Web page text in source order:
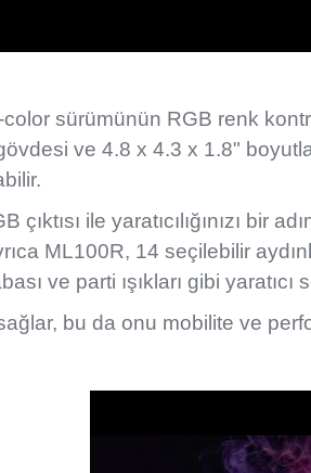
sürümünün RGB renk
ve 4.8 x 4.3 x 1.8"
ile yaratıcılığınızı bir
ML100R, 14 seçilebilir
ve parti ışıkları gibi
bu da onu mobilite ve